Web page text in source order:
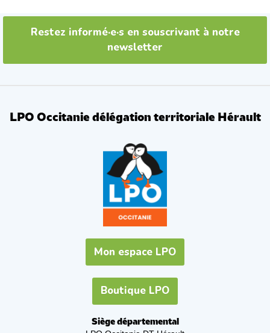
Restez informé·e·s en souscrivant à notre
newsletter
LPO Occitanie délégation territoriale Hérault
Mon espace LPO
Boutique LPO
Siège départemental